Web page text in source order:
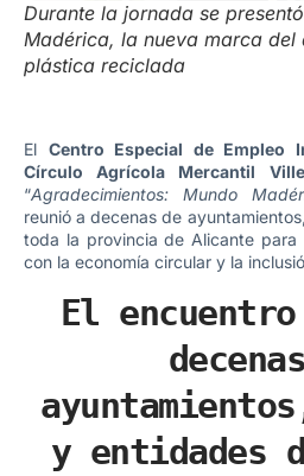
Durante la jornada se
Madérica, la nueva marca del
plástica reciclada
El Centro Especial de Empleo
Círculo Agrícola Mercantil
“Agradecimientos: Mundo
reunió a decenas de
toda la provincia de Alicante para
con la economía circular y la
El
y entidades